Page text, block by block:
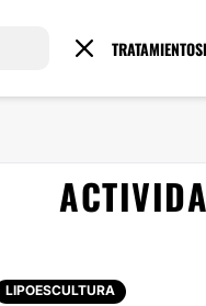
TRATAMIENTOS
LIPOESCULTURA